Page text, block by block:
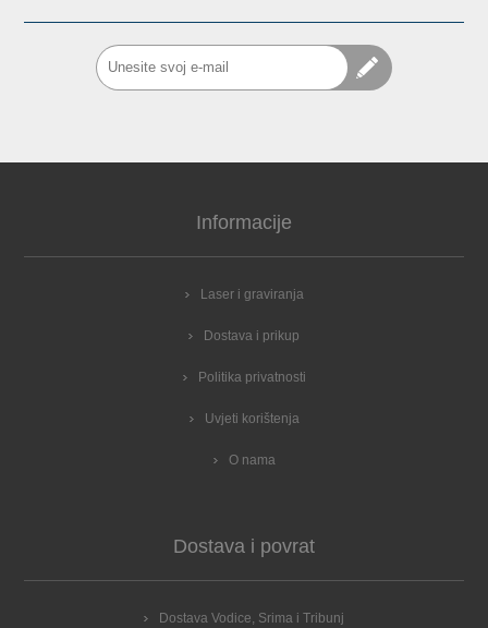
Informacije
Laser i graviranja
Dostava i prikup
Politika privatnosti
Uvjeti korištenja
O nama
Dostava i povrat
Dostava Vodice, Srima i Tribunj